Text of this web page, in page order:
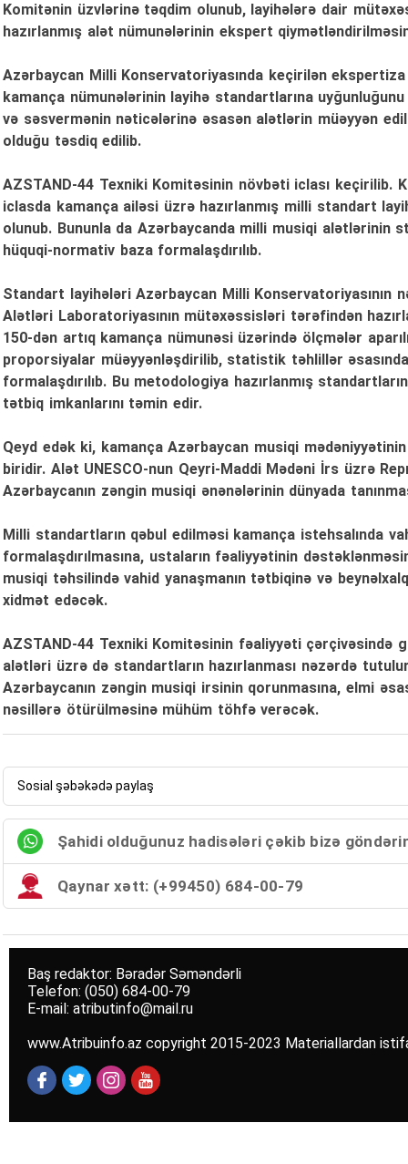
Komitənin üzvlərinə təqdim olunub, layihələrə dair
hazırlanmış alət nümunələrinin ekspert
Azərbaycan Milli Konservatoriyasında keçirilən
kamança nümunələrinin layihə standartlarına
və səsvermənin nəticələrinə əsasən alətlərin müəyyən
olduğu təsdiq edilib.
AZSTAND-44 Texniki Komitəsinin növbəti iclası keçirilib.
iclasda kamança ailəsi üzrə hazırlanmış milli standart
olunub. Bununla da Azərbaycanda milli musiqi alətlərinin
hüquqi-normativ baza formalaşdırılıb.
Standart layihələri Azərbaycan Milli Konservatoriyasının
Alətləri Laboratoriyasının mütəxəssisləri tərəfindən
150-dən artıq kamança nümunəsi üzərində ölçmələr
proporsiyalar müəyyənləşdirilib, statistik təhlillər
formalaşdırılıb. Bu metodologiya hazırlanmış
tətbiq imkanlarını təmin edir.
Qeyd edək ki, kamança Azərbaycan musiqi
biridir. Alət UNESCO-nun Qeyri-Maddi Mədəni İrs üzrə
Azərbaycanın zəngin musiqi ənənələrinin dünyada
Milli standartların qəbul edilməsi kamança istehsalında
formalaşdırılmasına, ustaların fəaliyyətinin
musiqi təhsilində vahid yanaşmanın tətbiqinə və
xidmət edəcək.
AZSTAND-44 Texniki Komitəsinin fəaliyyəti çərçivəsində
alətləri üzrə də standartların hazırlanması nəzərdə
Azərbaycanın zəngin musiqi irsinin qorunmasına, elmi
nəsillərə ötürülməsinə mühüm töhfə verəcək.
Sosial şəbəkədə paylaş
Şahidi olduğunuz hadisələri çəkib bizə
Qaynar xətt: (+99450) 684-00-79
Baş redaktor: Bəradər Səməndərli
Telefon: (050) 684-00-79
E-mail: atributinfo@mail.ru
www.Atribuinfo.az copyright 2015-2023 Materiallardan